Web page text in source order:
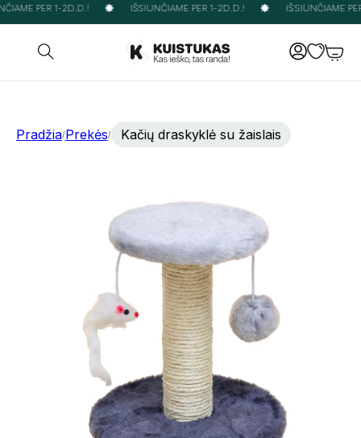
PER 1-2D.D.! IŠSIUNČIAME PER 1-2D.D.! IŠSIUNČIAME
Pradžia/Prekės/ Kačių draskyklė su žaislais